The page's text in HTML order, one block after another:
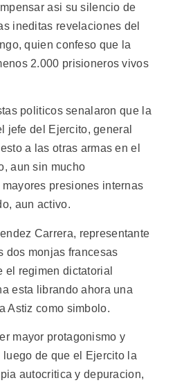
asi su silencio de
ineditas revelaciones del
quien confeso que la
2.000 prisioneros vivos
politicos senalaron que la
jefe del Ejercito, general
a las otras armas en el
aun sin mucho
presiones internas
aun activo.
Carrera, representante
dos monjas francesas
el regimen dictatorial
esta librando ahora una
Astiz como simbolo.
mayor protagonismo y
de que el Ejercito la
autocritica y depuracion,